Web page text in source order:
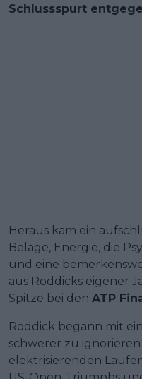
Schlussspurt
Heraus kam ein
Beläge, Energie, die
und eine
aus Roddicks eigener
Spitze bei den ATP
Roddick begann mit
schwerer zu ignorieren
elektrisierenden